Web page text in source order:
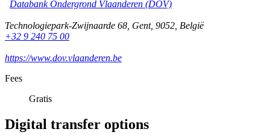
Databank Ondergrond Vlaanderen (DOV)
Technologiepark-Zwijnaarde 68, Gent, 9052, België
+32 9 240 75 00
https://www.dov.vlaanderen.be
Fees
Gratis
Digital transfer options